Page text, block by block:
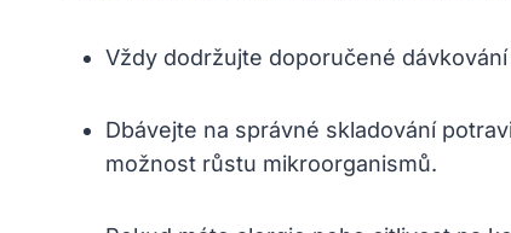
Vždy dodržujte doporučené
Dbávejte na správné skladování
možnost růstu mikroorganismů.